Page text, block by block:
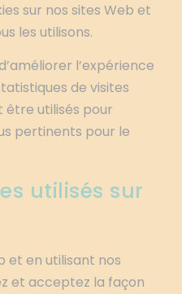
sur nos sites Web et
les utilisons.
l’expérience
de visites
utilisés pour
pertinents pour le
utilisés sur
et en utilisant nos
et acceptez la façon